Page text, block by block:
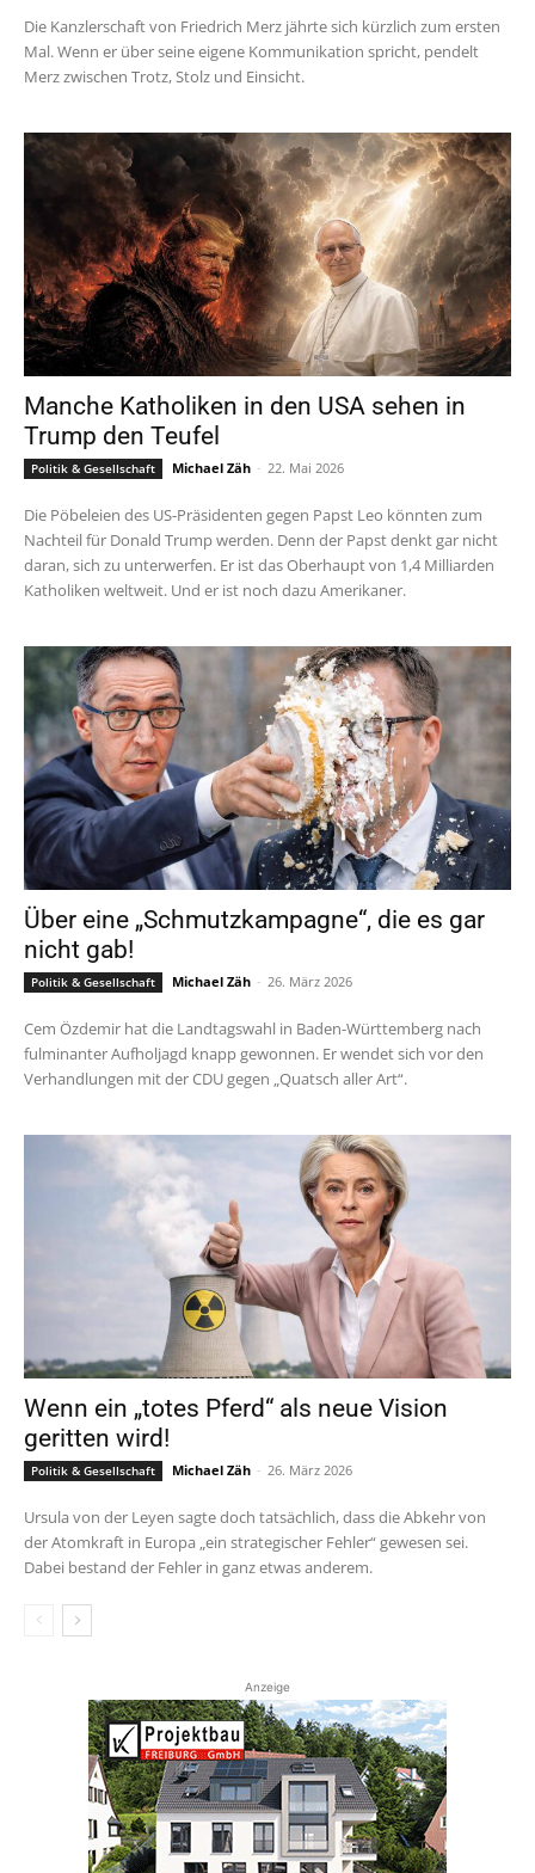
Die Kanzlerschaft von Friedrich Merz jährte sich kürzlich zum ersten
Mal. Wenn er über seine eigene Kommunikation spricht, pendelt
Merz zwischen Trotz, Stolz und Einsicht.
Manche Katholiken in den USA sehen in
Trump den Teufel
Politik & Gesellschaft Michael Zäh - 22. Mai 2026
Die Pöbeleien des US-Präsidenten gegen Papst Leo könnten zum
Nachteil für Donald Trump werden. Denn der Papst denkt gar nicht
daran, sich zu unterwerfen. Er ist das Oberhaupt von 1,4 Milliarden
Katholiken weltweit. Und er ist noch dazu Amerikaner.
Über eine „Schmutzkampagne“, die es gar
nicht gab!
Politik & Gesellschaft Michael Zäh - 26. März 2026
Cem Özdemir hat die Landtagswahl in Baden-Württemberg nach
fulminanter Aufholjagd knapp gewonnen. Er wendet sich vor den
Verhandlungen mit der CDU gegen „Quatsch aller Art“.
Wenn ein „totes Pferd“ als neue Vision
geritten wird!
Politik & Gesellschaft Michael Zäh - 26. März 2026
Ursula von der Leyen sagte doch tatsächlich, dass die Abkehr von
der Atomkraft in Europa „ein strategischer Fehler“ gewesen sei.
Dabei bestand der Fehler in ganz etwas anderem.
Anzeige